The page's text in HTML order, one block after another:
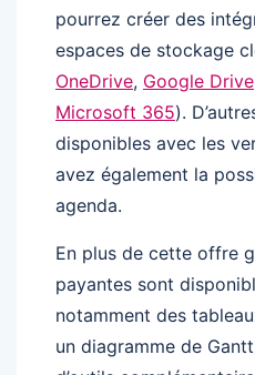
pourrez créer des
espaces de stockage
OneDrive, Google Drive
Microsoft 365).
disponibles avec les
avez également la
agenda.
En plus de cette offre
payantes sont
notamment des
un diagramme de